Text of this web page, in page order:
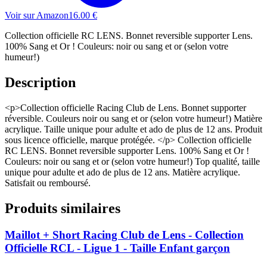
Voir sur Amazon16.00 €
Collection officielle RC LENS. Bonnet reversible supporter Lens.
100% Sang et Or ! Couleurs: noir ou sang et or (selon votre
humeur!)
Description
<p>Collection officielle Racing Club de Lens. Bonnet supporter
réversible. Couleurs noir ou sang et or (selon votre humeur!) Matière
acrylique. Taille unique pour adulte et ado de plus de 12 ans. Produit
sous licence officielle, marque protégée. </p> Collection officielle
RC LENS. Bonnet reversible supporter Lens. 100% Sang et Or !
Couleurs: noir ou sang et or (selon votre humeur!) Top qualité, taille
unique pour adulte et ado de plus de 12 ans. Matière acrylique.
Satisfait ou remboursé.
Produits similaires
Maillot + Short Racing Club de Lens - Collection
Officielle RCL - Ligue 1 - Taille Enfant garçon